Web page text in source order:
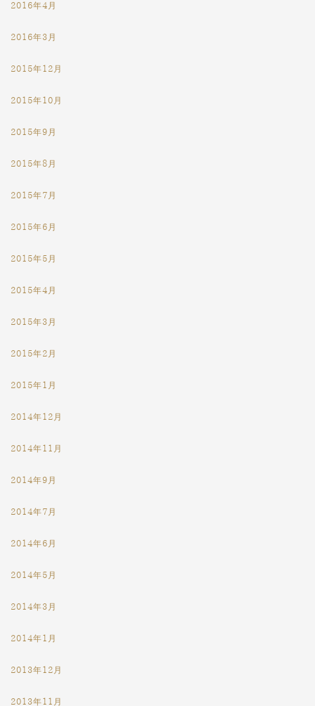
2016年4月
2016年3月
2015年12月
2015年10月
2015年9月
2015年8月
2015年7月
2015年6月
2015年5月
2015年4月
2015年3月
2015年2月
2015年1月
2014年12月
2014年11月
2014年9月
2014年7月
2014年6月
2014年5月
2014年3月
2014年1月
2013年12月
2013年11月